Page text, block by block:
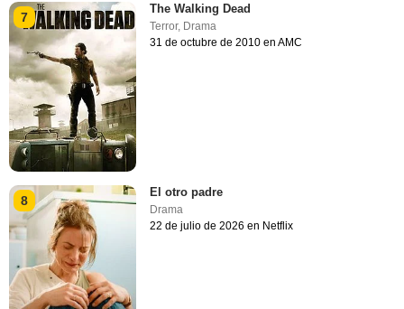
7
The Walking Dead
Terror, Drama
31 de octubre de 2010 en AMC
8
El otro padre
Drama
22 de julio de 2026 en Netflix